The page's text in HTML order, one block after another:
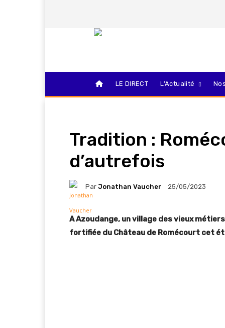
LE DIRECT L’Actualité
Tradition :
d’autrefois
Par Jonathan Vaucher 25/05/2023
A Azoudange, un village des vieux
fortifiée du Château de Romécourt cet